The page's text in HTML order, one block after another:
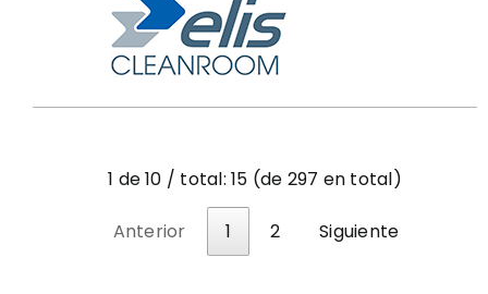
1 de 10 / total: 15 (de 297 en total)
Anterior 1 2 Siguiente